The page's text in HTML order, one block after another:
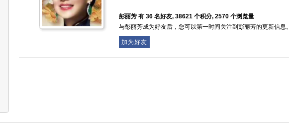
彭丽芳 有 36 名好友, 38621 个积分, 2570 个浏览量
与彭丽芳成为好友后，您可以第一时间关注到彭丽芳的更新信息。
加为好友